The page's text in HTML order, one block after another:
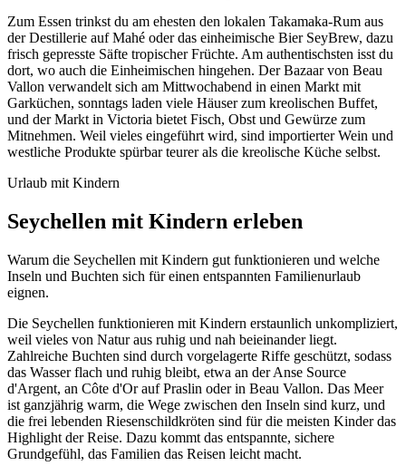
Zum Essen trinkst du am ehesten den lokalen Takamaka-Rum aus
der Destillerie auf Mahé oder das einheimische Bier SeyBrew, dazu
frisch gepresste Säfte tropischer Früchte. Am authentischsten isst du
dort, wo auch die Einheimischen hingehen. Der Bazaar von Beau
Vallon verwandelt sich am Mittwochabend in einen Markt mit
Garküchen, sonntags laden viele Häuser zum kreolischen Buffet,
und der Markt in Victoria bietet Fisch, Obst und Gewürze zum
Mitnehmen. Weil vieles eingeführt wird, sind importierter Wein und
westliche Produkte spürbar teurer als die kreolische Küche selbst.
Urlaub mit Kindern
Seychellen mit Kindern erleben
Warum die Seychellen mit Kindern gut funktionieren und welche
Inseln und Buchten sich für einen entspannten Familienurlaub
eignen.
Die Seychellen funktionieren mit Kindern erstaunlich unkompliziert,
weil vieles von Natur aus ruhig und nah beieinander liegt.
Zahlreiche Buchten sind durch vorgelagerte Riffe geschützt, sodass
das Wasser flach und ruhig bleibt, etwa an der Anse Source
d'Argent, an Côte d'Or auf Praslin oder in Beau Vallon. Das Meer
ist ganzjährig warm, die Wege zwischen den Inseln sind kurz, und
die frei lebenden Riesenschildkröten sind für die meisten Kinder das
Highlight der Reise. Dazu kommt das entspannte, sichere
Grundgefühl, das Familien das Reisen leicht macht.